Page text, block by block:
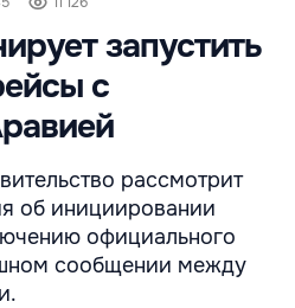
запустить
с
рассмотрит
об инициировании
официального
сообщении между